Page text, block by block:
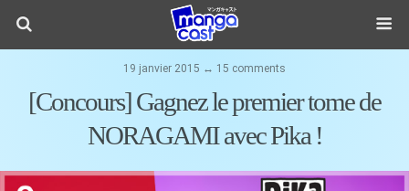
19 janvier 2015 ↔ 15 comments
[Concours] Gagnez le premier tome de
NORAGAMI avec Pika !